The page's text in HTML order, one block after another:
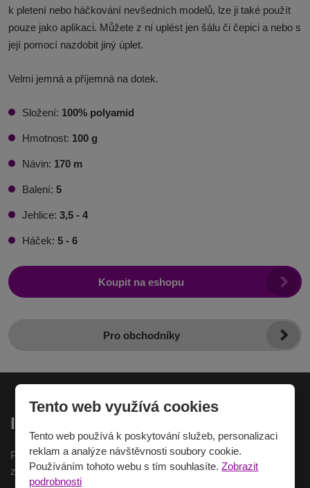
k pletení nebo háčkování nevšedních modelů, lze ji také použít
pouze jako aplikaci. Můžete z ní uplést jen šálu či čepici a nebo s
její pomocí nazdobit jiný úplet.
Velmi jemná a příjemná na dotek.
Složení: 100% polyamid
Hmotnost: 100 g
Návin: 170 m
Balení: 5
Jehlice: 3,5 - 4
Háček: 5 - 6
Koupit na eshopu
Pro obchodníky
Inspirace na e-mail
Pokud chcete dostávat nejnovější inspirace na Váš e-mail,
zaregistrujte se zde.
Tento web využívá cookies
Tento web používá k poskytování služeb, personalizaci
reklam a analýze návštěvnosti soubory cookie.
Používáním tohoto webu s tím souhlasíte.Zobrazit
podrobnosti